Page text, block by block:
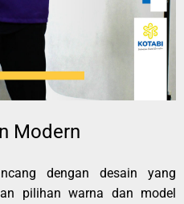
Modern
dengan desain yang
pilihan warna dan model